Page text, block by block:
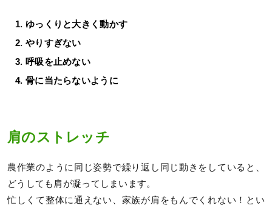
ゆっくりと大きく動かす
やりすぎない
呼吸を止めない
骨に当たらないように
肩のストレッチ
農作業のように同じ姿勢で繰り返し同じ動きをしていると、
どうしても肩が凝ってしまいます。
忙しくて整体に通えない、家族が肩をもんでくれない！とい